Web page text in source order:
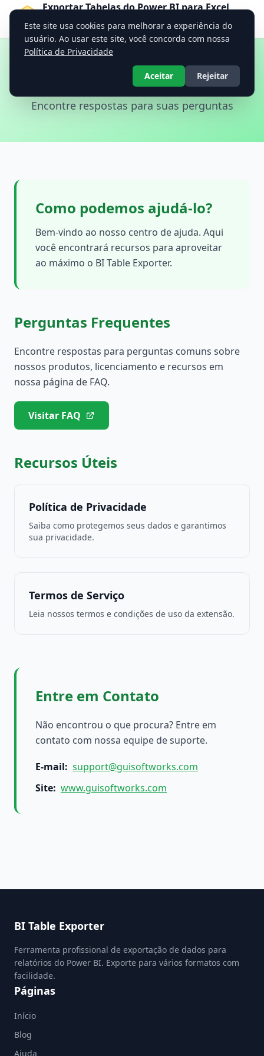
Exportar Tabelas do Power BI para Excel,
CSV, JSON, PDF — BI Table Exporter
Ferramenta Profissional de Exportação de Dados
Ajuda e Suporte
Encontre respostas para suas perguntas
Como podemos ajudá-lo?
Bem-vindo ao nosso centro de ajuda. Aqui
você encontrará recursos para aproveitar
ao máximo o BI Table Exporter.
Perguntas Frequentes
Encontre respostas para perguntas comuns sobre
nossos produtos, licenciamento e recursos em
nossa página de FAQ.
Visitar FAQ
Recursos Úteis
Política de Privacidade
Saiba como protegemos seus dados e garantimos
sua privacidade.
Termos de Serviço
Leia nossos termos e condições de uso da extensão.
Entre em Contato
Não encontrou o que procura? Entre em
contato com nossa equipe de suporte.
E-mail: support@guisoftworks.com
Site: www.guisoftworks.com
BI Table Exporter
Ferramenta profissional de exportação de dados para
relatórios do Power BI. Exporte para vários formatos com
facilidade.
Páginas
Início
Blog
Ajuda
Este site usa cookies para melhorar a experiência do
usuário. Ao usar este site, você concorda com nossa
Política de Privacidade
Aceitar Rejeitar